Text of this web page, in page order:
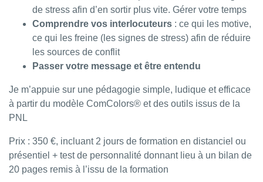
de stress afin d’en sortir plus vite. Gérer votre temps
Comprendre vos interlocuteurs : ce qui les motive,
ce qui les freine (les signes de stress) afin de réduire
les sources de conflit
Passer votre message et être entendu
Je m’appuie sur une pédagogie simple, ludique et efficace
à partir du modèle ComColors® et des outils issus de la
PNL
Prix : 350 €, incluant 2 jours de formation en distanciel ou
présentiel + test de personnalité donnant lieu à un bilan de
20 pages remis à l’issu de la formation